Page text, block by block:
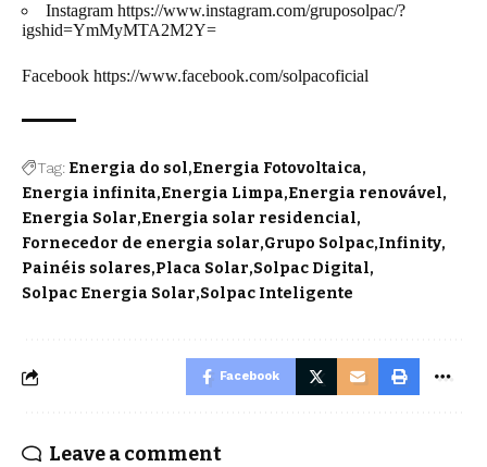
Instagram https://www.instagram.com/gruposolpac/?
igshid=YmMyMTA2M2Y=
Facebook https://www.facebook.com/solpacoficial
Tag: Energia do sol Energia Fotovoltaica
Energia infinita Energia Limpa Energia renovável
Energia Solar Energia solar residencial
Fornecedor de energia solar Grupo Solpac Infinity
Painéis solares Placa Solar Solpac Digital
Solpac Energia Solar Solpac Inteligente
Facebook
Leave a comment